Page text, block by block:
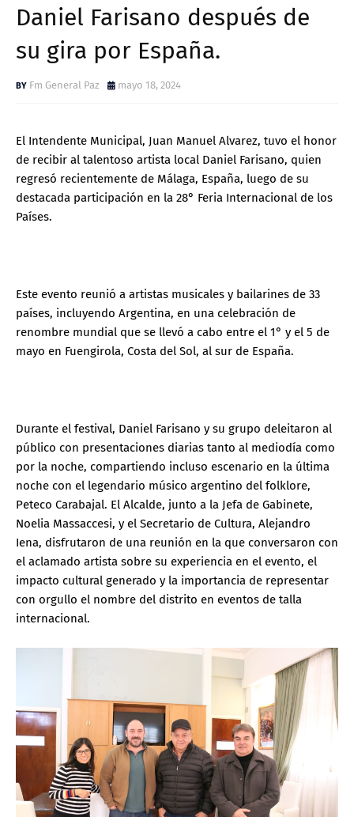
Daniel Farisano después de
su gira por España.
Fm General Paz mayo 18, 2024
El Intendente Municipal, Juan Manuel Alvarez, tuvo el honor
de recibir al talentoso artista local Daniel Farisano, quien
regresó recientemente de Málaga, España, luego de su
destacada participación en la 28° Feria Internacional de los
Países.
Este evento reunió a artistas musicales y bailarines de 33
países, incluyendo Argentina, en una celebración de
renombre mundial que se llevó a cabo entre el 1° y el 5 de
mayo en Fuengirola, Costa del Sol, al sur de España.
Durante el festival, Daniel Farisano y su grupo deleitaron al
público con presentaciones diarias tanto al mediodía como
por la noche, compartiendo incluso escenario en la última
noche con el legendario músico argentino del folklore,
Peteco Carabajal. El Alcalde, junto a la Jefa de Gabinete,
Noelia Massaccesi, y el Secretario de Cultura, Alejandro
Iena, disfrutaron de una reunión en la que conversaron con
el aclamado artista sobre su experiencia en el evento, el
impacto cultural generado y la importancia de representar
con orgullo el nombre del distrito en eventos de talla
internacional.